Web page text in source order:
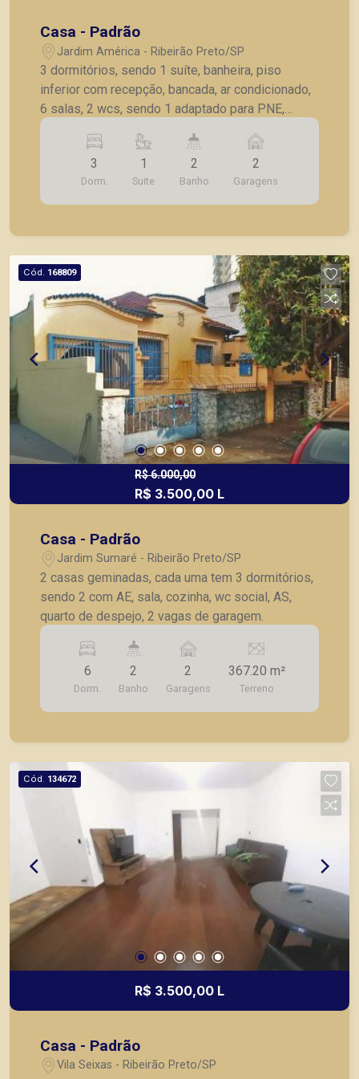
Casa - Padrão
Jardim América - Ribeirão Preto/SP
3 dormitórios, sendo 1 suíte, banheira, piso
inferior com recepção, bancada, ar condicionado,
6 salas, 2 wcs, sendo 1 adaptado para PNE,
cozinha c/ armário, despensa, quintal, rampa de
acesso, AS, 2 vagas de garagem recuadas.
3
Dorm.
1
Suite
2
Banho
2
Garagens
Cód. 168809
R$ 6.000,00
R$ 3.500,00 L
Casa - Padrão
Jardim Sumaré - Ribeirão Preto/SP
2 casas geminadas, cada uma tem 3 dormitórios,
sendo 2 com AE, sala, cozinha, wc social, AS,
quarto de despejo, 2 vagas de garagem.
6
Dorm.
2
Banho
2
Garagens
367.20 m²
Terreno
Cód. 134672
R$ 3.500,00 L
Casa - Padrão
Vila Seixas - Ribeirão Preto/SP